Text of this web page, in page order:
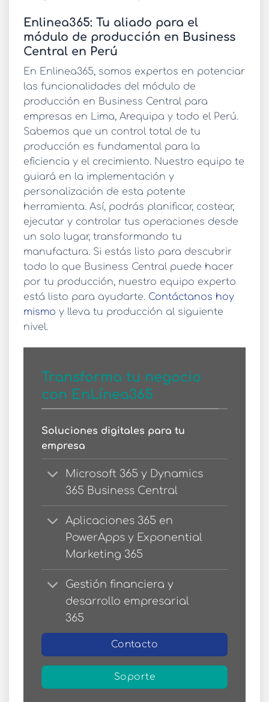
Enlinea365: Tu aliado para el
módulo de producción en Business
Central en Perú
En Enlinea365, somos expertos en potenciar
las funcionalidades del módulo de
producción en Business Central para
empresas en Lima, Arequipa y todo el Perú.
Sabemos que un control total de tu
producción es fundamental para la
eficiencia y el crecimiento. Nuestro equipo te
guiará en la implementación y
personalización de esta potente
herramienta. Así, podrás planificar, costear,
ejecutar y controlar tus operaciones desde
un solo lugar, transformando tu
manufactura. Si estás listo para descubrir
todo lo que Business Central puede hacer
por tu producción, nuestro equipo experto
está listo para ayudarte. Contáctanos hoy
mismo y lleva tu producción al siguiente
nivel.
Transforma tu negocio
con EnLínea365
Soluciones digitales para tu
empresa
Microsoft 365 y Dynamics
365 Business Central
Aplicaciones 365 en
PowerApps y Exponential
Marketing 365
Gestión financiera y
desarrollo empresarial
365
Contacto
Soporte